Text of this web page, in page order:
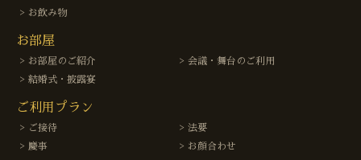
お飲み物
お部屋
お部屋のご紹介
会議・舞台のご利用
結婚式・披露宴
ご利用プラン
ご接待
法要
慶事
お顔合わせ